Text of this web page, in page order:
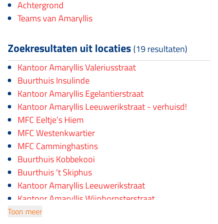
Achtergrond
Teams van Amaryllis
Zoekresultaten uit locaties (19 resultaten)
Kantoor Amaryllis Valeriusstraat
Buurthuis Insulinde
Kantoor Amaryllis Egelantierstraat
Kantoor Amaryllis Leeuwerikstraat - verhuisd!
MFC Eeltje’s Hiem
MFC Westenkwartier
MFC Camminghastins
Buurthuis Kobbekooi
Buurthuis 't Skiphus
Kantoor Amaryllis Leeuwerikstraat
Kantoor Amaryllis Wijnhornsterstraat
Buurthuis Welgelegen
Toon meer